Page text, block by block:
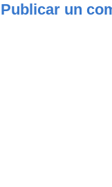
Publicar un